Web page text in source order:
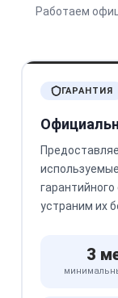
Работаем
ГАРАНТИЯ
устраним их
3